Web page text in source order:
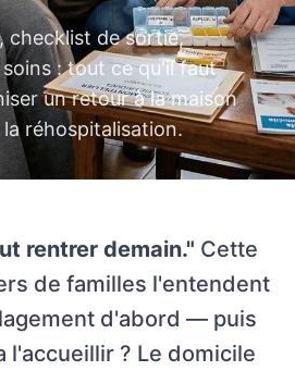
checklist de sortie,
: tout ce qu'il faut
un retour à la maison
réhospitalisation.
rentrer demain." Cette
de familles l'entendent
d'abord — puis
l'accueillir ? Le domicile